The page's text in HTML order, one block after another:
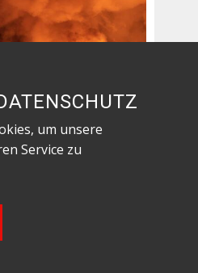
um unsere
Service zu